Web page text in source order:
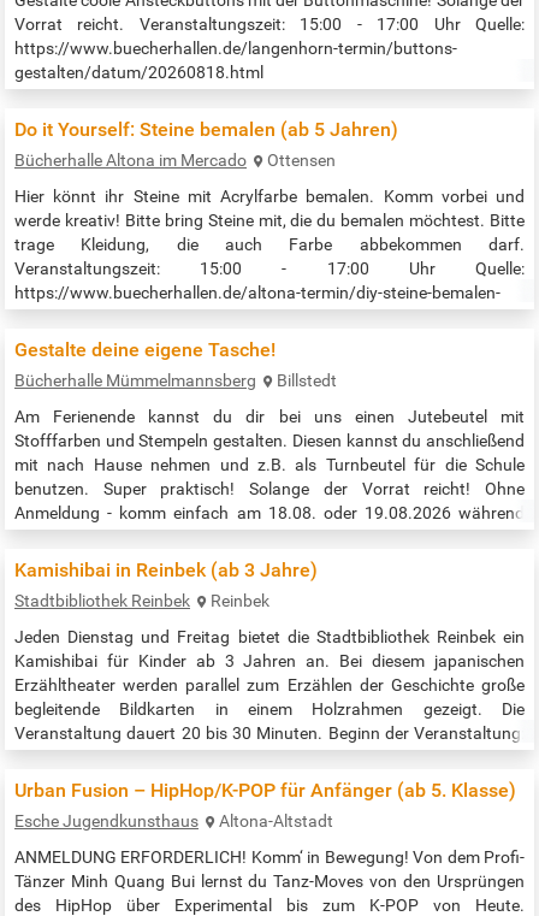
Vorrat reicht. Veranstaltungszeit: 15:00 - 17:00 Uhr Quelle:
https://www.buecherhallen.de/langenhorn-termin/buttons-
gestalten/datum/20260818.html
Do it Yourself: Steine bemalen (ab 5 Jahren)
Bücherhalle Altona im Mercado
Ottensen
Hier könnt ihr Steine mit Acrylfarbe bemalen. Komm vorbei und
werde kreativ! Bitte bring Steine mit, die du bemalen möchtest. Bitte
trage Kleidung, die auch Farbe abbekommen darf.
Veranstaltungszeit: 15:00 - 17:00 Uhr Quelle:
https://www.buecherhallen.de/altona-termin/diy-steine-bemalen-
Gestalte deine eigene Tasche!
Bücherhalle Mümmelmannsberg
Billstedt
Am Ferienende kannst du dir bei uns einen Jutebeutel mit
Stofffarben und Stempeln gestalten. Diesen kannst du anschließend
mit nach Hause nehmen und z.B. als Turnbeutel für die Schule
benutzen. Super praktisch! Solange der Vorrat reicht! Ohne
Anmeldung - komm einfach am 18.08. oder 19.08.2026 während
der Öffnungszeiten - Di. 18.08.: 10:00 - 13:00 Uhr und 14:00 - 18:00
Kamishibai in Reinbek (ab 3 Jahre)
Stadtbibliothek Reinbek
Reinbek
Jeden Dienstag und Freitag bietet die Stadtbibliothek Reinbek ein
Kamishibai für Kinder ab 3 Jahren an. Bei diesem japanischen
Erzähltheater werden parallel zum Erzählen der Geschichte große
begleitende Bildkarten in einem Holzrahmen gezeigt. Die
Veranstaltung dauert 20 bis 30 Minuten. Beginn der Veranstaltung:
open.de/Veranstaltungen/Kamishibai-Erz%C3%A4hltheater
Urban Fusion – HipHop/K-POP für Anfänger (ab 5. Klasse)
Esche Jugendkunsthaus
Altona-Altstadt
ANMELDUNG ERFORDERLICH! Komm‘ in Bewegung! Von dem Profi-
Tänzer Minh Quang Bui lernst du Tanz-Moves von den Ursprüngen
des HipHop über Experimental bis zum K-POP von Heute.